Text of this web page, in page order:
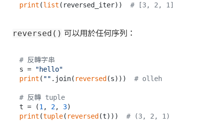
print (list (reversed_iter)) # [3, 2, 1]
reversed() 可以用於任何序列：
# 反轉字串
s =
"hello"
print ( "" .join( reversed (s))) # olleh
# 反轉 tuple
t = (1 , 2, 3
print (tuple( reversed (t))) # (3, 2, 1)